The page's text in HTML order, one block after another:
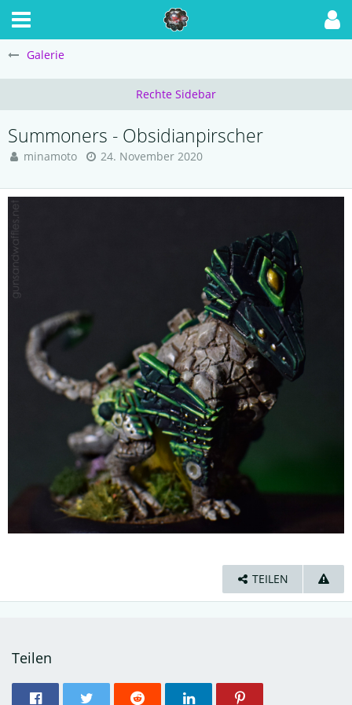
Galerie
Summoners - Obsidianpirscher
minamoto 24. November 2020
TEILEN
Teilen